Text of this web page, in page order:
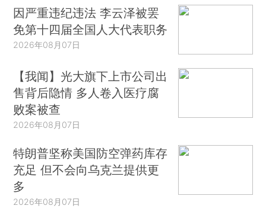
因严重违纪违法 李云泽被罢
免第十四届全国人大代表职务
2026年08月07日
【我闻】光大旗下上市公司出
售背后隐情 多人卷入医疗腐
败案被查
2026年08月07日
特朗普坚称美国防空弹药库存
充足 但不会向乌克兰提供更
多
2026年08月07日